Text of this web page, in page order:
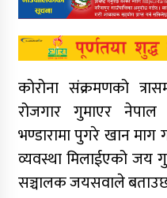
कोरोना संक्रमणको
रोजगार गुमाएर
भण्डारामा पुगरे खान माग
व्यवस्था मिलाईएको जय
सञ्चालक जयसवाले